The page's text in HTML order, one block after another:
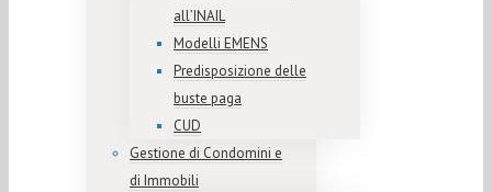
all’INAIL
Modelli EMENS
Predisposizione delle
buste paga
CUD
Gestione di Condomini e
di Immobili